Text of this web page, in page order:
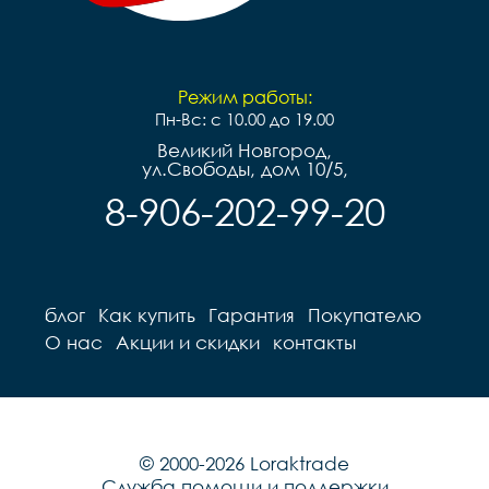
Режим работы:
Пн-Вс: с 10.00 до 19.00
Великий Новгород,
ул.Свободы, дом 10/5,
8-906-202-99-20
блог Как купить Гарантия
Покупателю
О нас
Акции и скидки контакты
© 2000-2026 Loraktrade